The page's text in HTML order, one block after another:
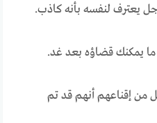
من إقناعهم أنهم قد تم